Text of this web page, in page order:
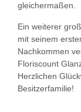
gleichermaßen.
Ein weiterer
mit seinem
Nachkommen
Floriscount
Herzlichen
Besitzerfamilie!